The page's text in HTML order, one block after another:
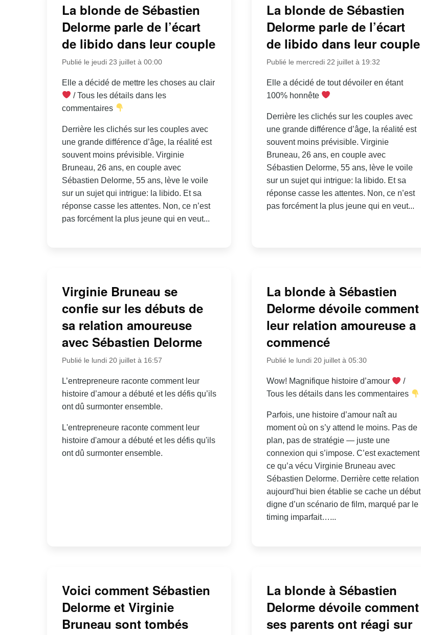
La blonde de Sébastien
Delorme parle de l’écart
de libido dans leur couple
Publié le jeudi 23 juillet à 00:00
Elle a décidé de mettre les choses au clair
/ Tous les détails dans les
commentaires
Derrière les clichés sur les couples avec
une grande différence d’âge, la réalité est
souvent moins prévisible. Virginie
Bruneau, 26 ans, en couple avec
Sébastien Delorme, 55 ans, lève le voile
sur un sujet qui intrigue: la libido. Et sa
réponse casse les attentes. Non, ce n’est
pas forcément la plus jeune qui en veut...
La blonde de Sébastien
Delorme parle de l’écart
de libido dans leur couple
Publié le mercredi 22 juillet à 19:32
Elle a décidé de tout dévoiler en étant
100% honnête
Derrière les clichés sur les couples avec
une grande différence d’âge, la réalité est
souvent moins prévisible. Virginie
Bruneau, 26 ans, en couple avec
Sébastien Delorme, 55 ans, lève le voile
sur un sujet qui intrigue: la libido. Et sa
réponse casse les attentes. Non, ce n’est
pas forcément la plus jeune qui en veut...
Virginie Bruneau se
confie sur les débuts de
sa relation amoureuse
avec Sébastien Delorme
Publié le lundi 20 juillet à 16:57
L’entrepreneure raconte comment leur
histoire d’amour a débuté et les défis qu’ils
ont dû surmonter ensemble.
L'entrepreneure raconte comment leur
histoire d'amour a débuté et les défis qu'ils
ont dû surmonter ensemble.
La blonde à Sébastien
Delorme dévoile comment
leur relation amoureuse a
commencé
Publié le lundi 20 juillet à 05:30
Wow! Magnifique histoire d’amour
/
Tous les détails dans les commentaires
Parfois, une histoire d’amour naît au
moment où on s’y attend le moins. Pas de
plan, pas de stratégie — juste une
connexion qui s’impose. C’est exactement
ce qu’a vécu Virginie Bruneau avec
Sébastien Delorme. Derrière cette relation
aujourd’hui bien établie se cache un début
digne d’un scénario de film, marqué par le
timing imparfait…...
Voici comment Sébastien
Delorme et Virginie
Bruneau sont tombés
La blonde à Sébastien
Delorme dévoile comment
ses parents ont réagi sur